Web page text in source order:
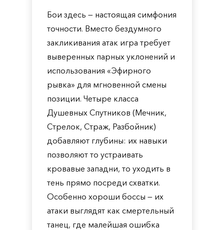
Бои здесь — настоящая симфония
точности. Вместо бездумного
закликивания атак игра требует
выверенных парных уклонений и
использования «Эфирного
рывка» для мгновенной смены
позиции. Четыре класса
Душевных Спутников (Мечник,
Стрелок, Страж, Разбойник)
добавляют глубины: их навыки
позволяют то устраивать
кровавые западни, то уходить в
тень прямо посреди схватки.
Особенно хороши боссы — их
атаки выглядят как смертельный
танец, где малейшая ошибка